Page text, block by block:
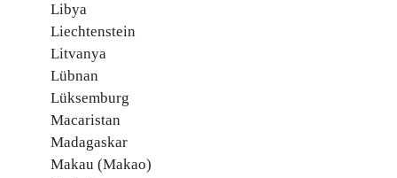
Libya
Liechtenstein
Litvanya
Lübnan
Lüksemburg
Macaristan
Madagaskar
Makau (Makao)